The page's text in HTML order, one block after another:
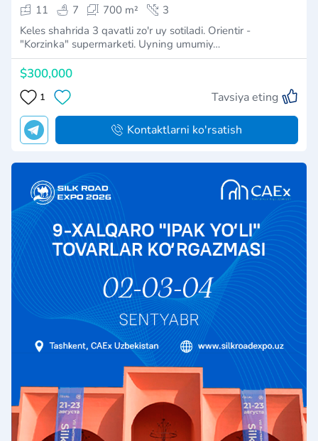
11 7 700 m²
3
Keles shahrida 3 qavatli zo'r uy sotiladi. Orientir -
"Korzinka" supermarketi. Uyning umumiy…
$300,000
1 Tavsiya eting
Kontaktlarni ko'rsatish